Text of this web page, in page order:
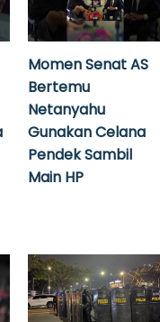
Momen Senat AS
Bertemu
Netanyahu
Gunakan Celana
Pendek Sambil
Main HP